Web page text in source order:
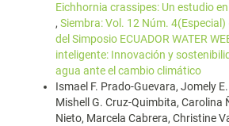
Eichhornia crassipes: Un estudio
, Siembra: Vol. 12 Núm.
del Simposio ECUADOR WATER
inteligente: Innovación y
agua ante el cambio climático
Ismael F. Prado-Guevara, Jomely
Mishell G. Cruz-Quimbita, Carolina
Nieto, Marcela Cabrera, Christine